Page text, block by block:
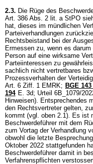
2.3. Die Rüge des
Art. 386 Abs. 2 lit. a StPO
hat, dieses im mündlichen
Parteiverhandlungen
Rechtsbeistand bei der
Ermessen zu, wenn es
Person auf eine wirksame
Parteiinteressen zu
sachlich nicht vertretbares
Prozessverhalten der
Art. 6 Ziff. 1 EMRK; BGE
194 E. 3d; Urteil 6B_1079/
Hinweisen). Entsprechendes
den Rechtsvertreter gelten,
kommt (vgl. oben 2.1). Es ist
Beschwerdeführer mit dem
zum Vortag der Verhandlung
obwohl die letzte
Oktober 2022 stattgefunden
Beschwerdeführer damit in
Verfahrenspflichten